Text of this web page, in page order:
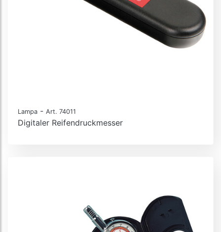
Lampa - Art. 74011
Digitaler Reifendruckmesser